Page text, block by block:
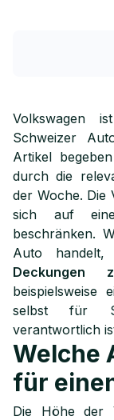
Mehr über
Volkswagen
Schweizer
Artikel
durch die
der Woche. Die
sich auf eine
beschränken.
Auto
Deckungen
beispielsweise
selbst für
verantwortlich
Welche
für
Die Höhe der